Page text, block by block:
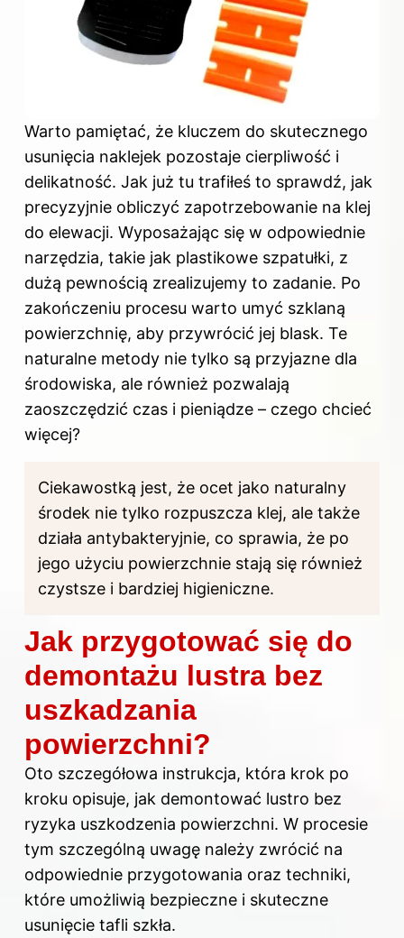
Warto pamiętać, że kluczem do skutecznego
usunięcia naklejek pozostaje cierpliwość i
delikatność. Jak już tu trafiłeś to sprawdź, jak
precyzyjnie obliczyć zapotrzebowanie na klej
do elewacji. Wyposażając się w odpowiednie
narzędzia, takie jak plastikowe szpatułki, z
dużą pewnością zrealizujemy to zadanie. Po
zakończeniu procesu warto umyć szklaną
powierzchnię, aby przywrócić jej blask. Te
naturalne metody nie tylko są przyjazne dla
środowiska, ale również pozwalają
zaoszczędzić czas i pieniądze – czego chcieć
więcej?
Ciekawostką jest, że ocet jako naturalny
środek nie tylko rozpuszcza klej, ale także
działa antybakteryjnie, co sprawia, że po
jego użyciu powierzchnie stają się również
czystsze i bardziej higieniczne.
Jak przygotować się do
demontażu lustra bez
uszkadzania
powierzchni?
Oto szczegółowa instrukcja, która krok po
kroku opisuje, jak demontować lustro bez
ryzyka uszkodzenia powierzchni. W procesie
tym szczególną uwagę należy zwrócić na
odpowiednie przygotowania oraz techniki,
które umożliwią bezpieczne i skuteczne
usunięcie tafli szkła.